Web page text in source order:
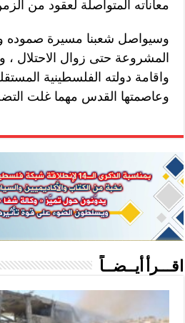
معاناته المتواصلة لعقود من
وسيواصل شعبنا مسيرة صموده
المشروعة حتى زوال الاحتلال ،
واقامة دولته الفلسطينية
وعاصمتها القدس مهما غلت
اقـــرأ أيــضــاً